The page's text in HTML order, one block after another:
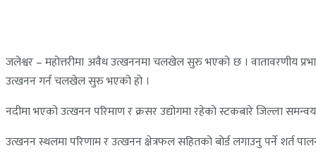
जलेश्वर – महोत्तरीमा अवैध उत्खननमा चलखेल सुरु भएको छ । वातावरणीय
उत्खनन गर्न चलखेल सुरु भएको हो ।
नदीमा भएको उत्खनन परिमाण र क्रसर उद्योगमा रहेको स्टकबारे जिल्ला
उत्खनन स्थलमा परिणाम र उत्खनन क्षेत्रफल सहितको बोर्ड लगाउनु पर्ने शर्त